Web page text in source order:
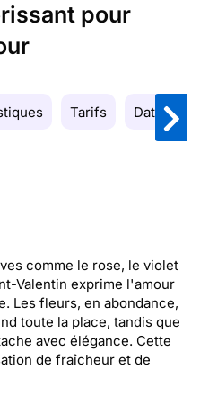
pour
Tarifs Date de
comme le rose, le violet
Valentin exprime l'amour
Les fleurs, en abondance,
toute la place, tandis que
avec élégance. Cette
de fraîcheur et de